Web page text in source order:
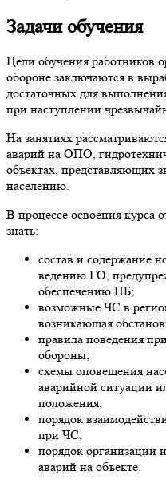
Задачи обучения
Цели обучения работников
обороне заключаются в
достаточных для
при наступлении
На занятиях
аварий на ОПО,
объектах, представляющих
населению.
В процессе освоения курса
знать:
состав и содержание
ведению ГО,
обеспечению ПБ;
возможные ЧС в
возникающая
правила поведения
обороны;
схемы оповещения
аварийной ситуации
положения;
порядок
при ЧС;
порядок организации
аварий на объекте.